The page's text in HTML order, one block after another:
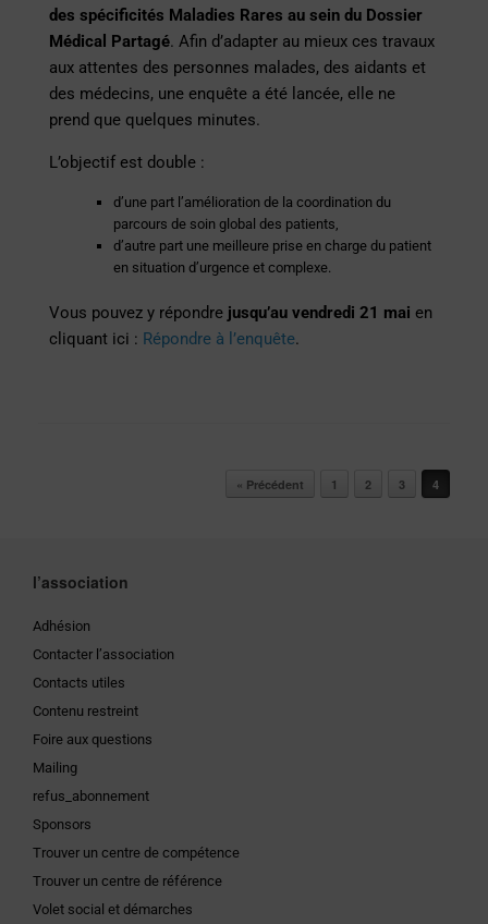
des spécificités Maladies Rares au sein du Dossier
Médical Partagé. Afin d’adapter au mieux ces travaux
aux attentes des personnes malades, des aidants et
des médecins, une enquête a été lancée, elle ne
prend que quelques minutes.
L’objectif est double :
d’une part l’amélioration de la coordination du
parcours de soin global des patients,
d’autre part une meilleure prise en charge du patient
en situation d’urgence et complexe.
Vous pouvez y répondre jusqu’au vendredi 21 mai en
cliquant ici : Répondre à l’enquête.
« Précédent 1 2 3 4
l’association
Adhésion
Contacter l’association
Contacts utiles
Contenu restreint
Foire aux questions
Mailing
refus_abonnement
Sponsors
Trouver un centre de compétence
Trouver un centre de référence
Volet social et démarches